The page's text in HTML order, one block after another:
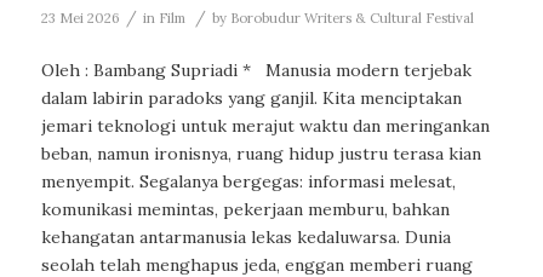
23 Mei 2026 / in Film / by Borobudur Writers & Cultural Festival
Oleh : Bambang Supriadi * Manusia modern terjebak
dalam labirin paradoks yang ganjil. Kita menciptakan
jemari teknologi untuk merajut waktu dan meringankan
beban, namun ironisnya, ruang hidup justru terasa kian
menyempit. Segalanya bergegas: informasi melesat,
komunikasi memintas, pekerjaan memburu, bahkan
kehangatan antarmanusia lekas kedaluwarsa. Dunia
seolah telah menghapus jeda, enggan memberi ruang